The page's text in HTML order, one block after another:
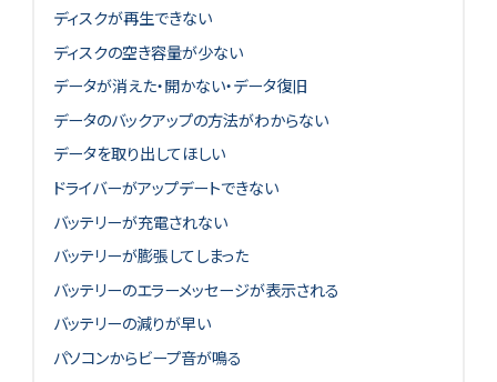
ディスクが再生できない
ディスクの空き容量が少ない
データが消えた・開かない・データ復旧
データのバックアップの方法がわからない
データを取り出してほしい
ドライバーがアップデートできない
バッテリーが充電されない
バッテリーが膨張してしまった
バッテリーのエラーメッセージが表示される
バッテリーの減りが早い
パソコンからビープ音が鳴る